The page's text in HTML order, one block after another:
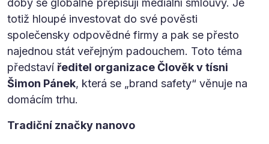
doby se globálně přepisují mediální smlouvy. Je
totiž hloupé investovat do své pověsti
společensky odpovědné firmy a pak se přesto
najednou stát veřejným padouchem. Toto téma
představí ředitel organizace Člověk v tísni
Šimon Pánek, která se „brand safety“ věnuje na
domácím trhu.
Tradiční značky nanovo